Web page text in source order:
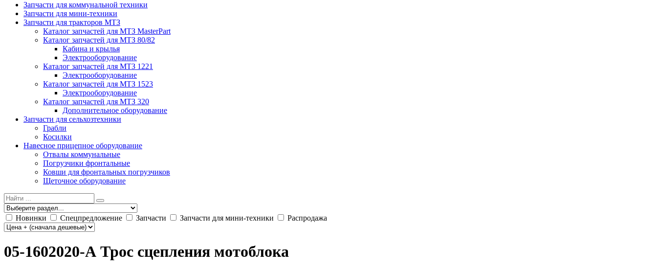
Запчасти для коммунальной техники
Запчасти для мини-техники
Запчасти для тракторов МТЗ
Каталог запчастей для МТЗ MasterPart
Каталог запчастей для МТЗ 80/82
Кабина и крылья
Электрооборудование
Каталог запчастей для МТЗ 1221
Электрооборудование
Каталог запчастей для МТЗ 1523
Электрооборудование
Каталог запчастей для МТЗ 320
Дополнительное оборудование
Запчасти для сельхозтехники
Грабли
Косилки
Навесное прицепное оборудование
Отвалы коммунальные
Погрузчики фронтальные
Ковши для фронтальных погрузчиков
Щеточное оборудование
Новинки Спецпредложение Запчасти Запчасти для мини-техники Распродажа
05-1602020-А Трос сцепления мотоблока